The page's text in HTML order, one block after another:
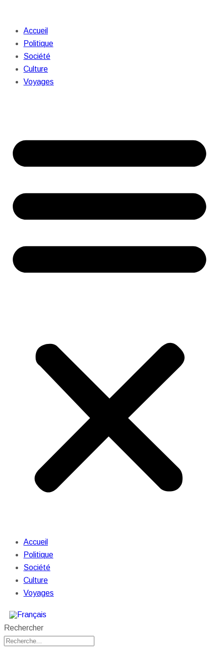
Accueil
Politique
Société
Culture
Voyages
Accueil
Politique
Société
Culture
Voyages
Rechercher